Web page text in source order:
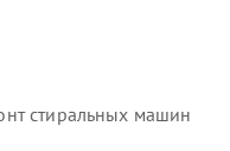
стиральных машин